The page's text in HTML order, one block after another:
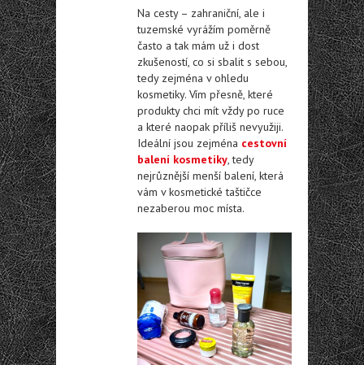
Na cesty – zahraniční, ale i
tuzemské vyrážím poměrně
často a tak mám už i dost
zkušeností, co si sbalit s sebou,
tedy zejména v ohledu
kosmetiky. Vím přesně, které
produkty chci mít vždy po ruce
a které naopak příliš nevyužiji.
Ideální jsou zejména cestovní
balení kosmetiky, tedy
nejrůznější menší balení, která
vám v kosmetické taštičce
nezaberou moc místa.